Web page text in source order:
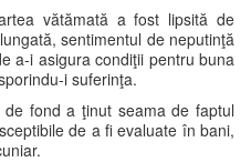
vătămată a fost lipsită de
sentimentul de neputinţă
a-i asigura condiţii pentru buna
i suferinţa.
fond a ţinut seama de faptul
de a fi evaluate în bani,